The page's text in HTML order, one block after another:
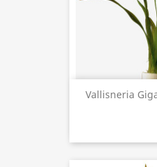
Vallisneria